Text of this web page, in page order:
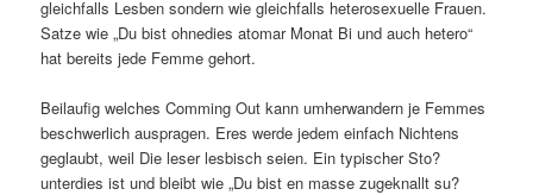
gleichfalls Lesben sondern wie gleichfalls heterosexuelle Frauen.
Satze wie „Du bist ohnedies atomar Monat Bi und auch hetero“
hat bereits jede Femme gehort.
Beilaufig welches Comming Out kann umherwandern je Femmes
beschwerlich auspragen. Eres werde jedem einfach Nichtens
geglaubt, weil Die leser lesbisch seien. Ein typischer Sto?
unterdies ist und bleibt wie „Du bist en masse zugeknallt su?